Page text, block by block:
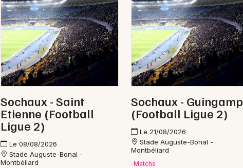
Comté
Newsletter des sorties
Actus à Pontarlier
Magazine à Pontarlier
Sochaux - Saint
Etienne (Football
Ligue 2)
Le 08/08/2026
Stade Auguste-Bonal -
Montbéliard
Sochaux - Guingamp
(Football Ligue 2)
Le 21/08/2026
Stade Auguste-Bonal -
Montbéliard
Matchs